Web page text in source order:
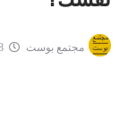
مجتمع بوست